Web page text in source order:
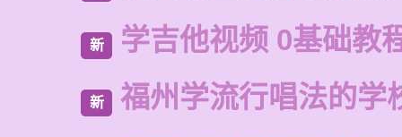
新 学吉他视频 0基础教
新 福州学流行唱法的学